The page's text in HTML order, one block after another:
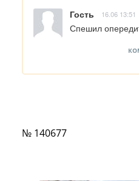
Гость 16.06 13:51
Спешил
№ 140677